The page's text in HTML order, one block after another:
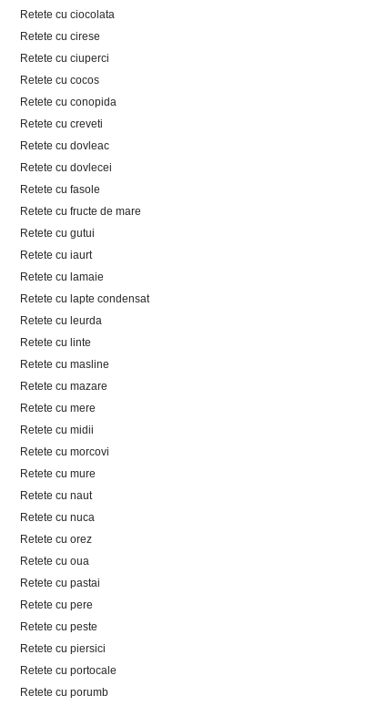
Retete cu ciocolata
Retete cu cirese
Retete cu ciuperci
Retete cu cocos
Retete cu conopida
Retete cu creveti
Retete cu dovleac
Retete cu dovlecei
Retete cu fasole
Retete cu fructe de mare
Retete cu gutui
Retete cu iaurt
Retete cu lamaie
Retete cu lapte condensat
Retete cu leurda
Retete cu linte
Retete cu masline
Retete cu mazare
Retete cu mere
Retete cu midii
Retete cu morcovi
Retete cu mure
Retete cu naut
Retete cu nuca
Retete cu orez
Retete cu oua
Retete cu pastai
Retete cu pere
Retete cu peste
Retete cu piersici
Retete cu portocale
Retete cu porumb